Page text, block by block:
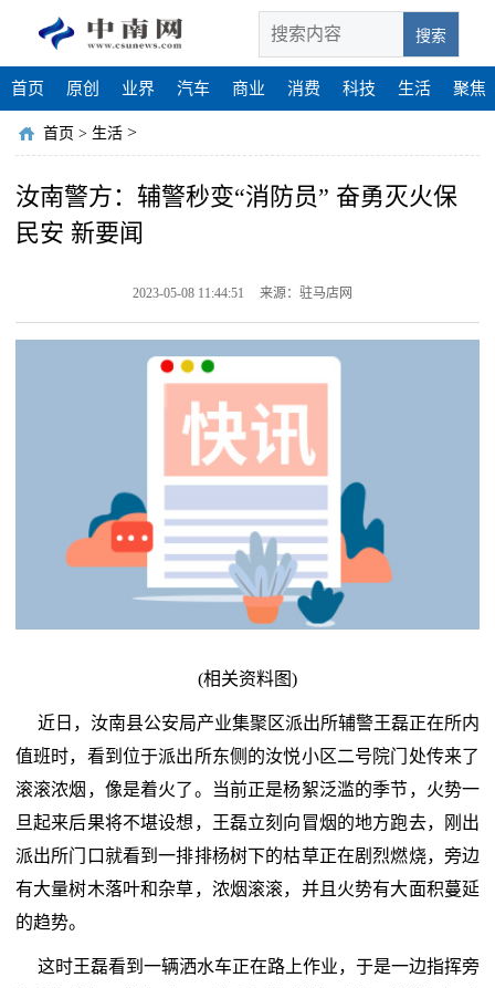
搜索
首页 原创 业界 汽车 商业 消费 科技 生活 聚焦
首页 > 生活 >
汝南警方：辅警秒变“消防员” 奋勇灭火保
民安 新要闻
2023-05-08 11:44:51 来源：驻马店网
(相关资料图)
近日，汝南县公安局产业集聚区派出所辅警王磊正在所内
值班时，看到位于派出所东侧的汝悦小区二号院门处传来了
滚滚浓烟，像是着火了。当前正是杨絮泛滥的季节，火势一
旦起来后果将不堪设想，王磊立刻向冒烟的地方跑去，刚出
派出所门口就看到一排排杨树下的枯草正在剧烈燃烧，旁边
有大量树木落叶和杂草，浓烟滚滚，并且火势有大面积蔓延
的趋势。
这时王磊看到一辆洒水车正在路上作业，于是一边指挥旁